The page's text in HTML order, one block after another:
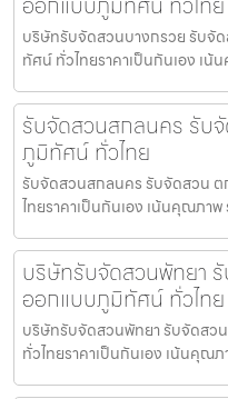
บริษัทรับจัดสวนบางกรวย รับจั
ทัศน์ ทั่วไทยราคาเป็นกันเอง เ
รับจัดสวนสกลนคร รับ
ภูมิทัศน์ ทั่วไทย
รับจัดสวนสกลนคร รับจัดสวน
ไทยราคาเป็นกันเอง เน้นคุณภา
บริษัทรับจัดสวนพัทยา
ออกแบบภูมิทัศน์ ทั่วไทย
บริษัทรับจัดสวนพัทยา รับจัดส
ทั่วไทยราคาเป็นกันเอง เน้นคุณ